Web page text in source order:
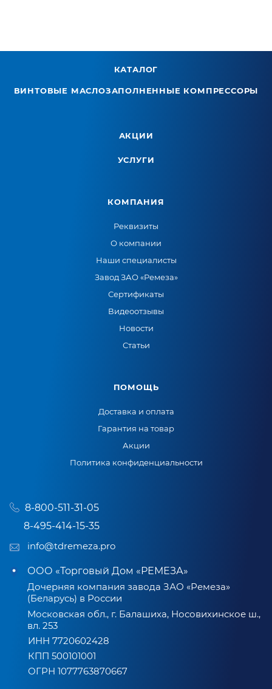
КАТАЛОГ
ВИНТОВЫЕ МАСЛОЗАПОЛНЕННЫЕ КОМПРЕССОРЫ
АКЦИИ
УСЛУГИ
КОМПАНИЯ
Реквизиты
О компании
Наши специалисты
Завод ЗАО «Ремеза»
Сертификаты
Видеоотзывы
Новости
Статьи
ПОМОЩЬ
Доставка и оплата
Гарантия на товар
Акции
Политика конфиденциальности
8-800-511-31-05
8-495-414-15-35
info@tdremeza.pro
ООО «Торговый Дом «РЕМЕЗА»
Дочерняя компания завода ЗАО «Ремеза»
(Беларусь) в России
Московская обл., г. Балашиха, Носовихинское ш.,
вл. 253
ИНН 7720602428
КПП 500101001
ОГРН 1077763870667